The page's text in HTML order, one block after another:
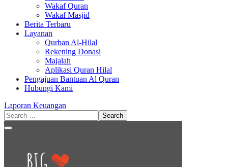
Wakaf Quran
Wakaf Masjid
Berita Terbaru
Layanan
Qurban Al-Hilal
Rekening Donasi
Majalah
Aplikasi Quran Hilal
Pengajuan Bantuan Al Quran
Hubungi Kami
Laporan Keuangan